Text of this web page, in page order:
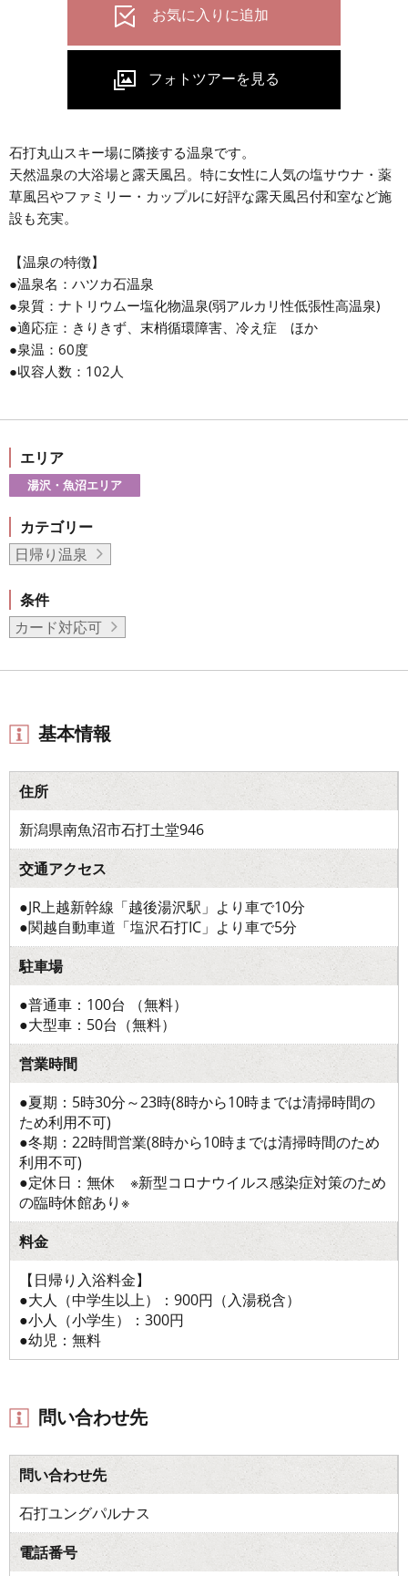
石打丸山スキー場に隣接する温泉です。
天然温泉の大浴場と露天風呂。特に女性に人気の塩サウナ・薬
草風呂やファミリー・カップルに好評な露天風呂付和室など施
設も充実。
【温泉の特徴】
●温泉名：ハツカ石温泉
●泉質：ナトリウムー塩化物温泉(弱アルカリ性低張性高温泉)
●適応症：きりきず、末梢循環障害、冷え症 ほか
●泉温：60度
●収容人数：102人
エリア
湯沢・魚沼エリア
カテゴリー
日帰り温泉
条件
カード対応可
基本情報
住所
新潟県南魚沼市石打土堂946
交通アクセス
●JR上越新幹線「越後湯沢駅」より車で10分
●関越自動車道「塩沢石打IC」より車で5分
駐車場
●普通車：100台 （無料）
●大型車：50台（無料）
営業時間
●夏期：5時30分～23時(8時から10時までは清掃時間の
ため利用不可)
●冬期：22時間営業(8時から10時までは清掃時間のため
利用不可)
●定休日：無休 ※新型コロナウイルス感染症対策のため
の臨時休館あり※
料金
【日帰り入浴料金】
●大人（中学生以上）：900円（入湯税含）
●小人（小学生）：300円
●幼児：無料
問い合わせ先
問い合わせ先
石打ユングパルナス
電話番号